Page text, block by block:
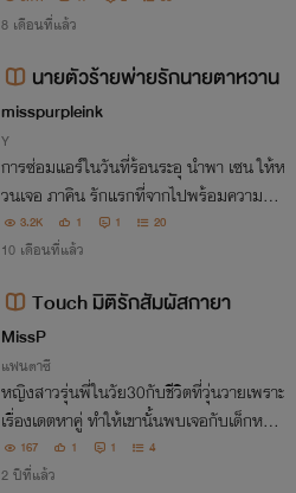
8 เดือนที่แล้ว
นายตัวร้ายพ่ายรักนายตาหวาน
misspurpleink
Y
การซ่อมแอร์ในวันที่ร้อนระอุ นำพา เซน ให้ห
วนเจอ ภาคิน รักแรกที่จากไปพร้อมความลับ
และการทรยศในอดีต ความรักครั้งนี้จึงถูกท
ดสอบระหว่างการให้อภัยหรือการสูญเสียอีก
3.2K 1 1 20
10 เดือนที่แล้ว
Touch มิติรักสัมผัสกายา
MissP
แฟนตาซี
หญิงสาวรุ่นพี่ในวัย30กับชีวิตที่วุ่นวายเพราะ
เรื่องเดตหาคู่ ทำให้เขานั้นพบเจอกับเด็กหนุ่ม
จากโลกอนาคตที่ย้อนอดีตเกือบ 50 ปีผ่านเค
รื่องมือที่ตนเองนั้นสร้าง การพบเจอของทั้ง
167 1 1 4
2 ปีที่แล้ว